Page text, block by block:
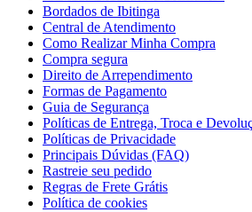
Bordados de Ibitinga
Central de Atendimento
Como Realizar Minha Compra
Compra segura
Direito de Arrependimento
Formas de Pagamento
Guia de Segurança
Políticas de Entrega, Troca e
Políticas de Privacidade
Principais Dúvidas (FAQ)
Rastreie seu pedido
Regras de Frete Grátis
Política de cookies